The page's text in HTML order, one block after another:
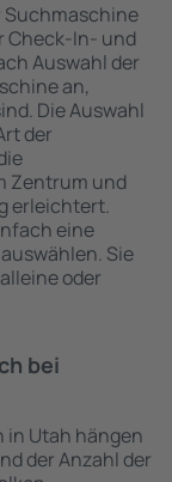
Suchmaschine
Check-In- und
Auswahl der
an,
Die Auswahl
der
Zentrum und
erleichtert.
eine
Sie
oder
bei
Utah hängen
der Anzahl der